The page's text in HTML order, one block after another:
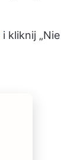
i kliknij „Nie